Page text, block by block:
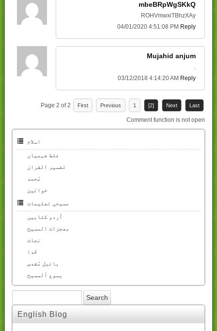
mbeBRpWgSKkQ
ROHVmwxiTBhzXAy
04/01/2020 4:51:08 PM Reply
Mujahid anjum
.
03/12/2018 4:14:20 AM Reply
Page 2 of 2 First Previous 1 [2] Next Last
Comment function is not open
اسلام
غلط فہمیاں
تفسیر القران
مُحمد
خواتین
مسیحی تعلیمات
اُردو کتابیں
معجزات المسیح
نجات
خُدا
بائبل مُقدس
یسوع ألمسیح
English Blog